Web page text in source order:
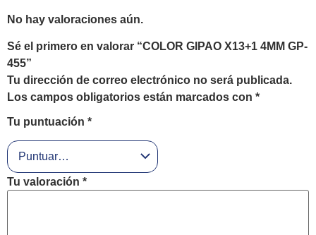
No hay valoraciones aún.
Sé el primero en valorar “COLOR GIPAO X13+1 4MM GP-
455”
Tu dirección de correo electrónico no será publicada.
Los campos obligatorios están marcados con *
Tu puntuación *
Tu valoración *